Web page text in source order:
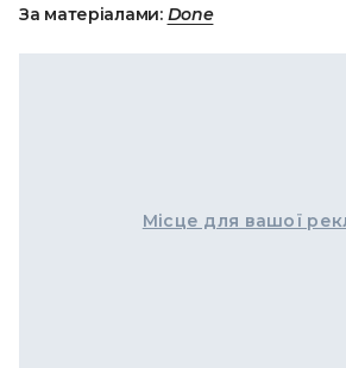
За матеріалами: Done
Місце для вашої